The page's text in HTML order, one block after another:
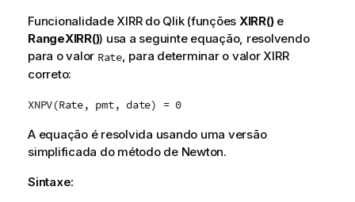
Funcionalidade XIRR do Qlik(funções XIRR()e
RangeXIRR()) usa a seguinte equação, resolvendo
para o valor Rate, para determinar o valor XIRR
correto:
XNPV(Rate, pmt, date) = 0
A equação é resolvida usando uma versão
simplificada do método de Newton.
Sintaxe: